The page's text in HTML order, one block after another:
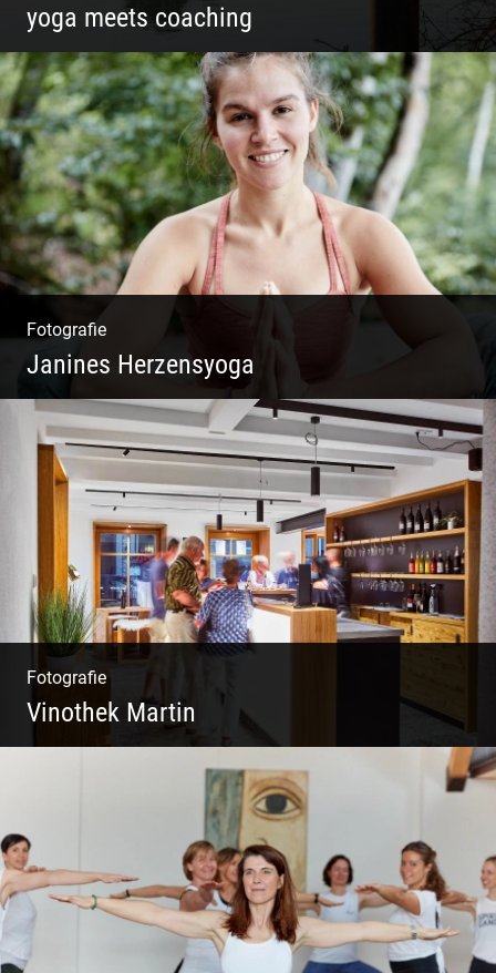
yoga meets coaching
Sonnengruß Katharina Kirchner
Fotografie
Janines Herzensyoga
Spontanes Yoga-Shooting
Fotografie
Vinothek Martin
Shooting Vinothek und Ferienwohnung